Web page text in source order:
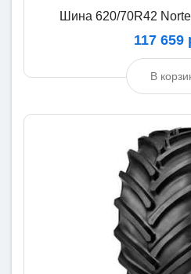
Шина 620/70R42
117 659
В